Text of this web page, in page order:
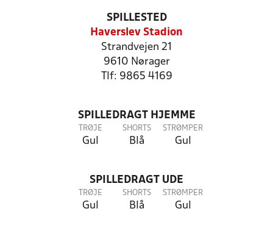
SPILLESTED
Haverslev Stadion
Strandvejen 21
9610 Nørager
Tlf: 9865 4169
SPILLEDRAGT HJEMME
TRØJE
Gul
SHORTS
Blå
STRØMPER
Gul
SPILLEDRAGT UDE
TRØJE
Gul
SHORTS
Blå
STRØMPER
Gul